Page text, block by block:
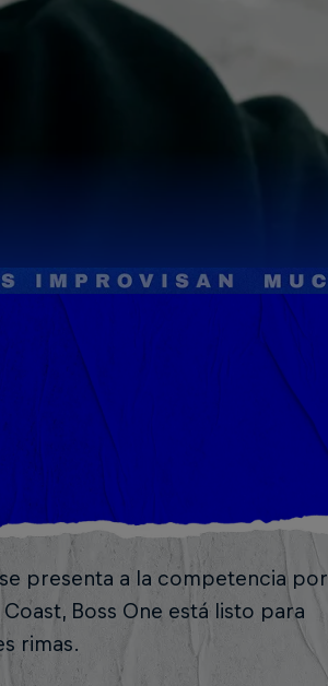
presenta a la competencia por
Boss One está listo para
rimas.